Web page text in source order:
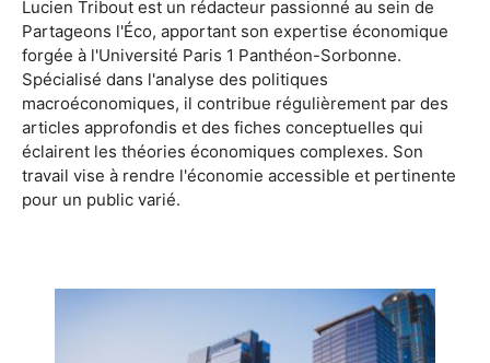
Lucien Tribout est un rédacteur passionné au sein de
Partageons l'Éco, apportant son expertise économique
forgée à l'Université Paris 1 Panthéon-Sorbonne.
Spécialisé dans l'analyse des politiques
macroéconomiques, il contribue régulièrement par des
articles approfondis et des fiches conceptuelles qui
éclairent les théories économiques complexes. Son
travail vise à rendre l'économie accessible et pertinente
pour un public varié.